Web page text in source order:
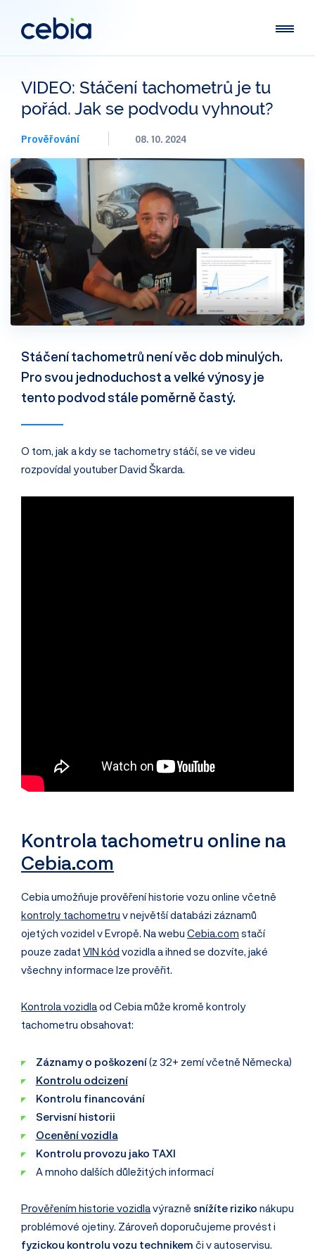
VIDEO: Stáčení tachometrů je tu
pořád. Jak se podvodu vyhnout?
Prověřování 08. 10. 2024
Stáčení tachometrů není věc dob minulých.
Pro svou jednoduchost a velké výnosy je
tento podvod stále poměrně častý.
O tom, jak a kdy se tachometry stáčí, se ve videu
rozpovídal youtuber David Škarda.
Kontrola tachometru online na
Cebia.com
Cebia umožňuje prověření historie vozu online včetně
kontroly tachometru v největší databázi záznamů
ojetých vozidel v Evropě. Na webu Cebia.com stačí
pouze zadat VIN kód vozidla a ihned se dozvíte, jaké
všechny informace lze prověřit.
Kontrola vozidlaod Cebia může kromě kontroly
tachometru obsahovat:
Záznamy o poškození(z 32+ zemí včetně Německa)
Kontrolu odcizení
Kontrolu financování
Servisní historii
Ocenění vozidla
Kontrolu provozu jako TAXI
A mnoho dalších důležitých informací
Prověřením historie vozidlavýrazně snížíte riziko nákupu
problémové ojetiny. Zároveň doporučujeme provést i
fyzickou kontrolu vozu technikem či v autoservisu.